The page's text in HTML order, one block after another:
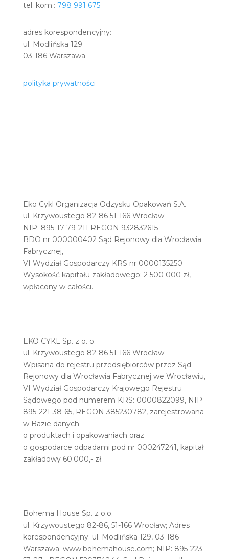
tel. kom.: 798 991 675
adres korespondencyjny:
ul. Modlińska 129
03-186 Warszawa
polityka prywatności
Eko Cykl Organizacja Odzysku Opakowań S.A.
ul. Krzywoustego 82-86 51-166 Wrocław
NIP: 895-17-79-211 REGON 932832615
BDO nr 000000402 Sąd Rejonowy dla Wrocławia
Fabrycznej,
VI Wydział Gospodarczy KRS nr 0000135250
Wysokość kapitału zakładowego: 2 500 000 zł,
wpłacony w całości.
EKO CYKL Sp. z o. o.
ul. Krzywoustego 82-86 51-166 Wrocław
Wpisana do rejestru przedsiębiorców przez Sąd
Rejonowy dla Wrocławia Fabrycznej we Wrocławiu,
VI Wydział Gospodarczy Krajowego Rejestru
Sądowego pod numerem KRS: 0000822099, NIP
895-221-38-65, REGON 385230782, zarejestrowana
w Bazie danych
o produktach i opakowaniach oraz
o gospodarce odpadami pod nr 000247241, kapitał
zakładowy 60.000,- zł.
Bohema House Sp. z o.o.
ul. Krzywoustego 82-86, 51-166 Wrocław; Adres
korespondencyjny: ul. Modlińska 129, 03-186
Warszawa; www.bohemahouse.com; NIP: 895-223-